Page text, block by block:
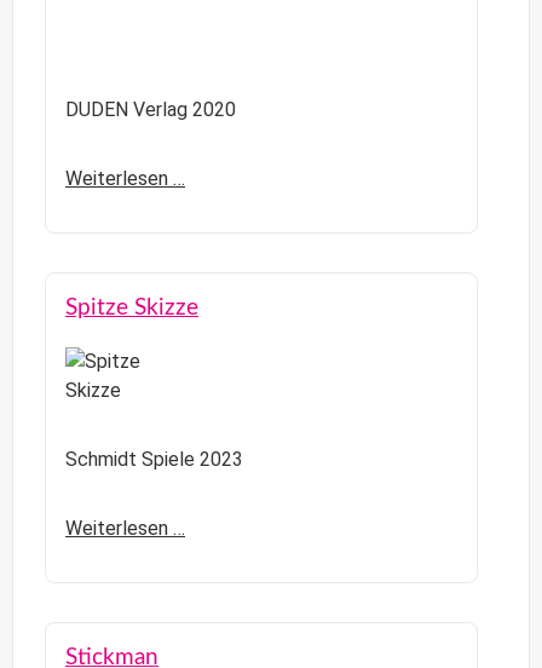
DUDEN Verlag 2020
Weiterlesen …
Spitze Skizze
Schmidt Spiele 2023
Weiterlesen …
Stickman